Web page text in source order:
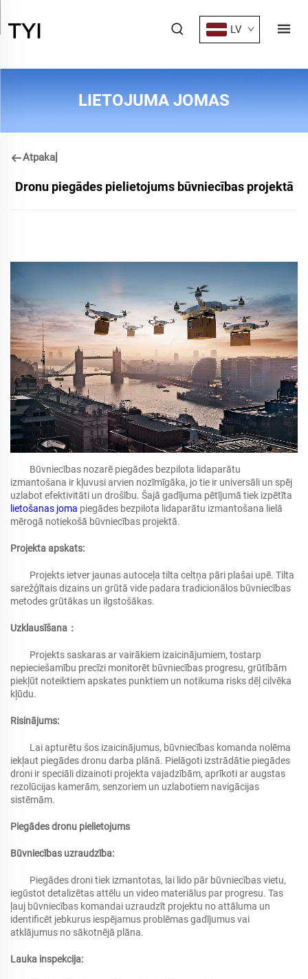
LV
LIETOJUMA JOMAS
Atpakaļ
Dronu piegādes pielietojums būvniecības projektā
Būvniecības nozarē piegādes bezpilota lidaparātu
izmantošana ir kļuvusi arvien nozīmīgāka, jo tie ir universāli un spēj
uzlabot efektivitāti un drošību. Šajā gadījuma pētījumā tiek izpētīta
lietošanas joma piegādes bezpilota lidaparātu izmantošana lielā
mērogā notiekošā būvniecības projektā.
Projekta apskats:
Projekts ietver jaunas autoceļa tilta celtņa pāri plašai upē. Tilta
sarežģītais dizains un grūtā vide padara tradicionālos būvniecības
metodes grūtākas un ilgstošākas.
Uzklausīšana：
Projekts saskaras ar vairākiem izaicinājumiem, tostarp
nepieciešamību precīzi monitorēt būvniecības progresu, grūtībām
piekļūt noteiktiem apskates punktiem un notikuma risks dēļ cilvēka
kļūdu.
Risinājums:
Lai apturētu šos izaicinājumus, būvniecības komanda nolēma
iekļaut piegādes dronu darba plānā. Pielāgoti izstrādātie piegādes
droni ir speciāli dizainoti projekta vajadzībām, aprīkoti ar augstas
rezolūcijas kamerām, senzoriem un uzlabotiem navigācijas
sistēmām.
Piegādes dronu pielietojums
Būvniecības uzraudzība:
Piegādes droni tiek izmantotas, lai lido pār būvniecības vietu,
iegūstot detalizētas attēlu un video materiālus par progresu. Tas
ļauj būvniecības komandai uzraudzīt projektu no attāluma un
identificēt jebkurus iespējamus problēmas gadījumus vai
atklājumus no sākotnējā plāna.
Lauka inspekcija: